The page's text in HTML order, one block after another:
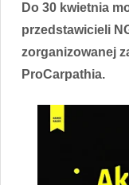
Do 30 kwietnia
przedstawicieli
zorganizowanej
ProCarpathia.